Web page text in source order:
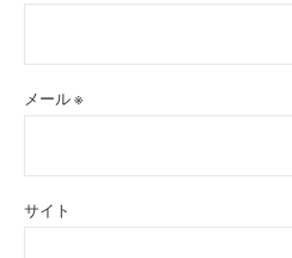
メール※
サイト